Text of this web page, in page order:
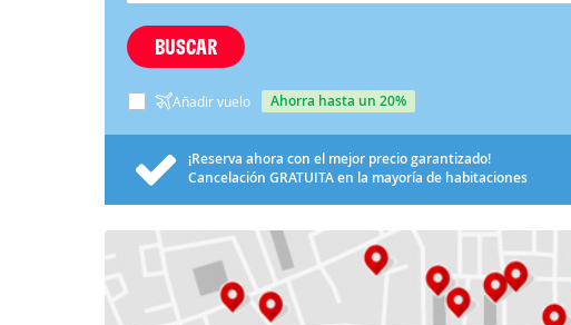
BUSCAR
Añadir vuelo ahorra hasta un 20%
¡Reserva ahora con el mejor precio garantizado!
Cancelación GRATUITAen la mayoría de habitaciones